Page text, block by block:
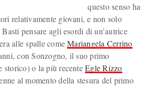
questo senso ha
relativamente giovani, e non solo
pensare agli esordi di un’autrice
alle spalle comeMariangela Cerrino
con Sonzogno, il suo primo
storico) o la più recenteEgle Rizzo
al momento della stesura del primo